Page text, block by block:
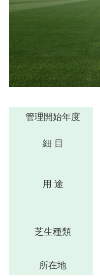
管理開始年度
細 目
用 途
芝生種類
所在地